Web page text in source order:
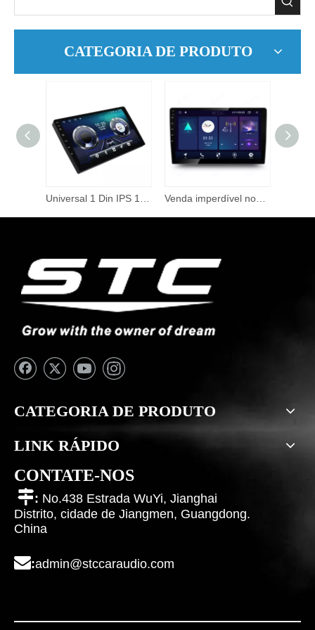
CATEGORIA DE PRODUTO
CATEGORIA DE PRODUTO
LINK RÁPIDO
CONTATE-NOS
: No.438 Estrada WuYi, Jianghai
Distrito, cidade de Jiangmen, Guangdong.
China
:admin@stccaraudio.com